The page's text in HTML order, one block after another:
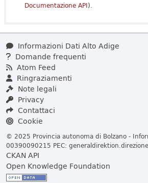
Documentazione API).
Informazioni Dati Alto Adige
Domande frequenti
Atom Feed
Ringraziamenti
Note legali
Privacy
Contattaci
Cookie
© 2025 Provincia autonoma di Bolzano -
00390090215 PEC:
CKAN API
Open Knowledge Foundation